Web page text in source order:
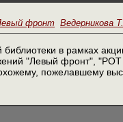
фронт Ведерникова
в рамках
"Левый фронт",
пожелавшему